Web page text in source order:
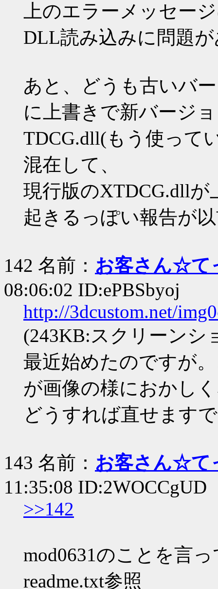
上のエラーメッセー
DLL読み込みに問題
あと、どうも古いバ
に上書きで新バージ
TDCG.dll(もう使って
混在して、
現行版のXTDCG.dll
起きるっぽい報告が
142 名前： お客さん☆て
08:06:02 ID:ePBSbyoj
http://3dcustom.net/
(243KB:スクリーンシ
最近始めたのですが
が画像の様におかし
どうすれば直せます
143 名前： お客さん☆て
11:35:08 ID:2WOCCgUD
>>142
mod0631のことを言
readme.txt参照